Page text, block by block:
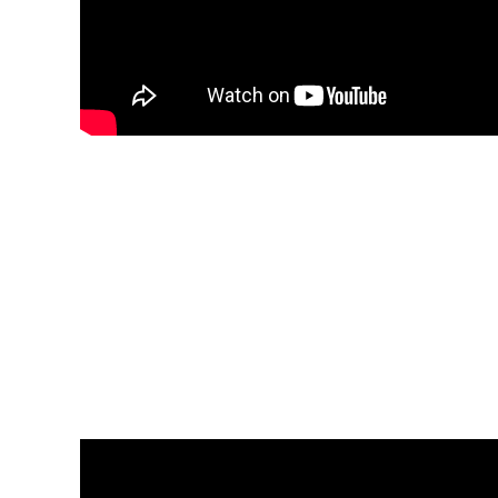
Som team- och ledarskapscoach möter Pia
har goda hälsovanor men ändå saknar energi